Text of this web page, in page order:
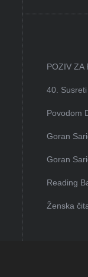
POZIV ZA
40. Susreti
Povodom
Goran
Goran
Reading
Ženska